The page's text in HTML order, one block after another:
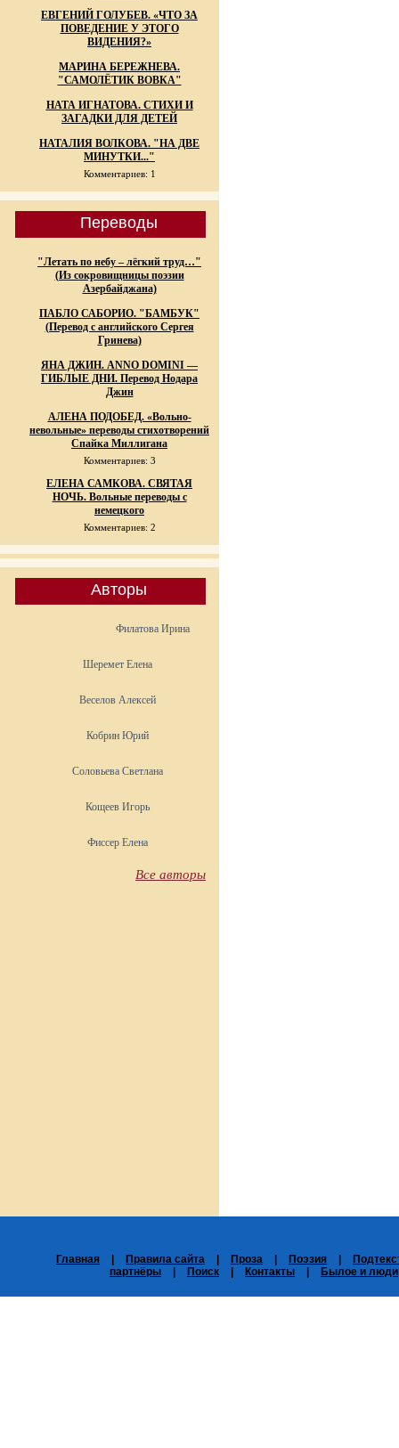
ЕВГЕНИЙ ГОЛУБЕВ. «ЧТО ЗА
ПОВЕДЕНИЕ У ЭТОГО
ВИДЕНИЯ?»
МАРИНА БЕРЕЖНЕВА.
"САМОЛЁТИК ВОВКА"
НАТА ИГНАТОВА. СТИХИ И
ЗАГАДКИ ДЛЯ ДЕТЕЙ
НАТАЛИЯ ВОЛКОВА. "НА ДВЕ
МИНУТКИ..."
Комментариев: 1
Переводы
"Летать по небу – лёгкий труд…"
(Из сокровищницы поэзии
Азербайджана)
ПАБЛО САБОРИО. "БАМБУК"
(Перевод с английского Сергея
Гринева)
ЯНА ДЖИН. ANNO DOMINI —
ГИБЛЫЕ ДНИ. Перевод Нодара
Джин
АЛЕНА ПОДОБЕД. «Вольно-
невольные» переводы стихотворений
Спайка Миллигана
Комментариев: 3
ЕЛЕНА САМКОВА. СВЯТАЯ
НОЧЬ. Вольные переводы с
немецкого
Комментариев: 2
Авторы
Филатова Ирина
Шеремет Елена
Веселов Алексей
Кобрин Юрий
Соловьева Светлана
Кощеев Игорь
Фиссер Елена
Все авторы
Главная Правила сайта Проза Поэзия
партнёры
Поиск Контакты Былое и люди